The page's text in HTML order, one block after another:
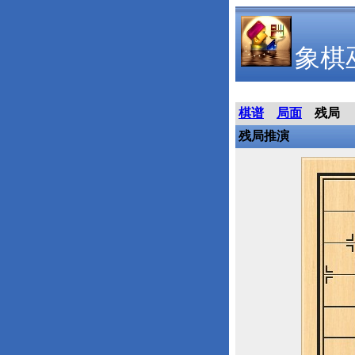
象棋
棋谱 局面
残局
残局推演